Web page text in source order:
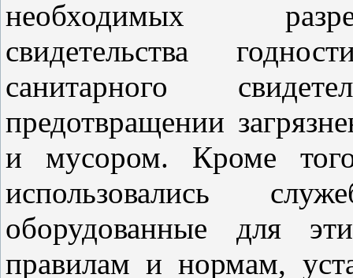
необходимых
свидетельства
санитарного
предотвращении
и мусором. Кроме
использовались
оборудованные для
правилам и нормам,